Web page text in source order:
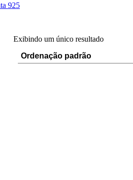
925
Exibindo um único resultado